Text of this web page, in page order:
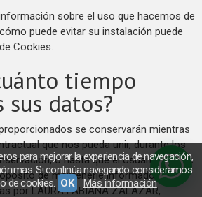
sobre el uso que hacemos de
puede evitar su instalación puede
Cookies.
tiempo
datos?
se conservarán mientras
que nos pueda unir, durante los
o hasta que el Usuario solicite
de mantenerle informado sobre
por LAURA FABIANA ZALAZAR,
para mejorar la experiencia de navegación,
Si continúa navegando consideramos
de cookies. OK Más información